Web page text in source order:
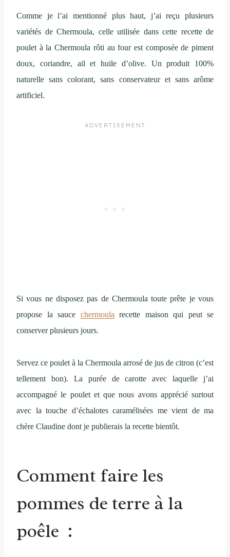
Comme je l’ai mentionné plus haut, j’ai reçu plusieurs
variétés de Chermoula, celle utilisée dans cette recette de
poulet à la Chermoula rôti au four est composée de piment
doux, coriandre, ail et huile d’olive. Un produit 100%
naturelle sans colorant, sans conservateur et sans arôme
artificiel.
Si vous ne disposez pas de Chermoula toute prête je vous
propose la sauce chermoula recette maison qui peut se
conserver plusieurs jours.
Servez ce poulet à la Chermoula arrosé de jus de citron (c’est
tellement bon). La purée de carotte avec laquelle j’ai
accompagné le poulet et que nous avons apprécié surtout
avec la touche d’échalotes caramélisées me vient de ma
chère Claudine dont je publierais la recette bientôt.
Comment faire les
pommes de terre à la
poêle :